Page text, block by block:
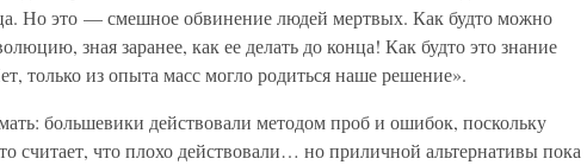
Но это — смешное обвинение людей мертвых. Как будто можно
зная заранее, как ее делать до конца! Как будто это знание
только из опыта масс могло родиться наше решение».
большевики действовали методом проб и ошибок, поскольку
считает, что плохо действовали… но приличной альтернативы пока